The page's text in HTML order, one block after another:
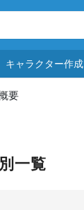
キャラクター作成
要
一覧